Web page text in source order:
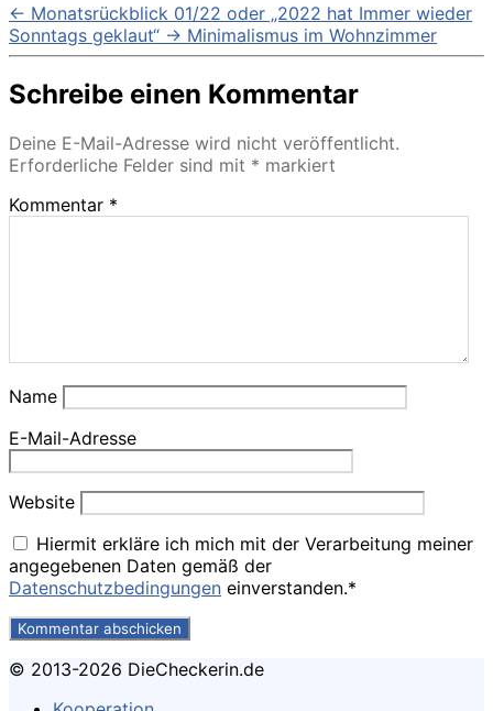
← Monatsrückblick 01/22 oder „2022 hat Immer wieder
Sonntags geklaut“ → Minimalismus im Wohnzimmer
Schreibe einen Kommentar
Deine E-Mail-Adresse wird nicht veröffentlicht.
Erforderliche Felder sind mit * markiert
Kommentar *
Name
E-Mail-Adresse
Website
Hiermit erkläre ich mich mit der Verarbeitung meiner
angegebenen Daten gemäß der
Datenschutzbedingungen einverstanden.*
© 2013-2026 DieCheckerin.de